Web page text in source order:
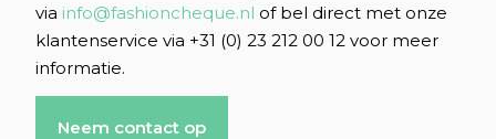
via info@fashioncheque.nl of bel direct met onze
klantenservice via +31 (0) 23 212 00 12 voor meer
informatie.
Neem contact op